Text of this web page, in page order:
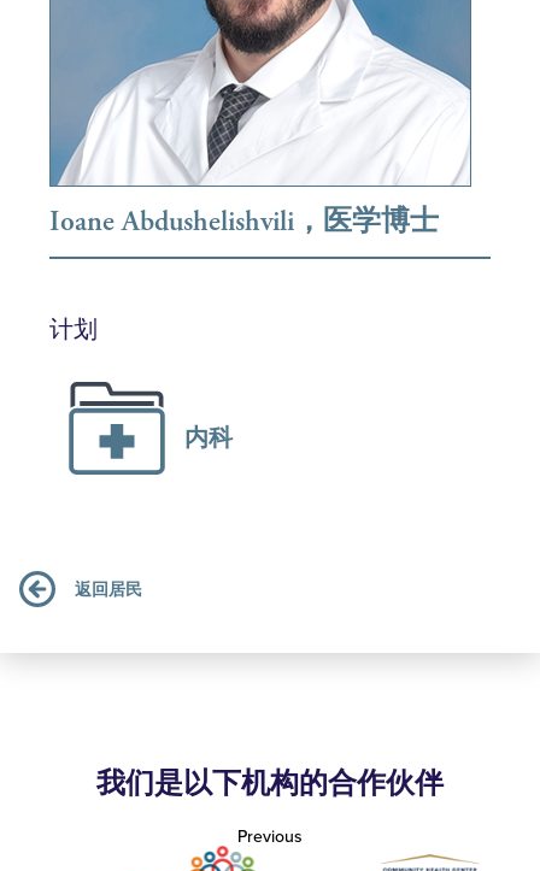
Ioane Abdushelishvili，医学博士
计划
内科
返回居民
我们是以下机构的合作伙伴
Previous